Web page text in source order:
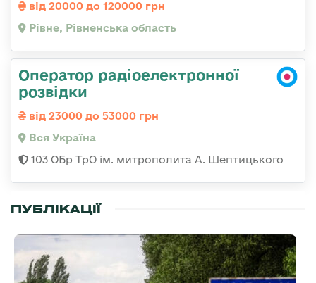
від 20000 до 120000 грн
Рівне, Рівненська область
Оператор радіоелектронної
розвідки
від 23000 до 53000 грн
Вся Україна
103 ОБр ТрО ім. митрополита А. Шептицького
ПУБЛІКАЦІЇ